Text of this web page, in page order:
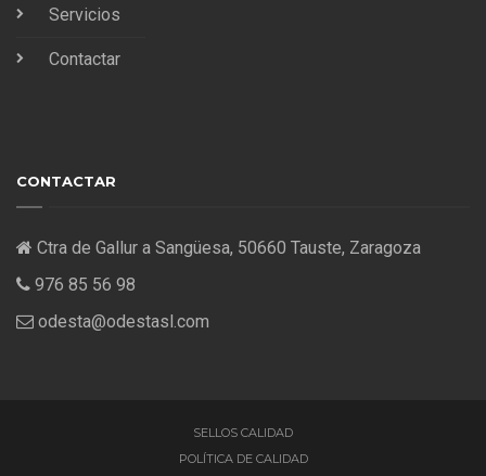
Servicios
Contactar
CONTACTAR
Ctra de Gallur a Sangüesa, 50660 Tauste, Zaragoza
976 85 56 98
odesta@odestasl.com
SELLOS CALIDAD
POLÍTICA DE CALIDAD